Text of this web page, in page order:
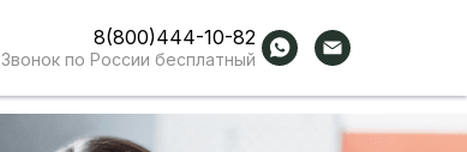
8(800)444-10-82
Звонок по России бесплатный